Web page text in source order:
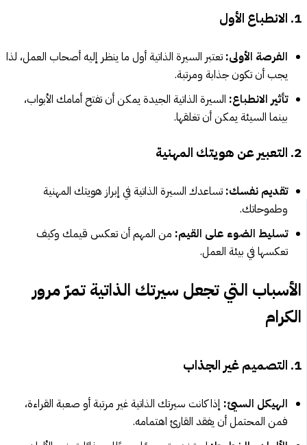
1. الانطباع الأول
الفرصة الأولى: تعتبر السيرة الذاتية أول ما ينظر إليه أصحاب العمل، لذا
يجب أن تكون جذابة ومرتبة.
تأثير الانطباع: السيرة الذاتية الجيدة يمكن أن تفتح أمامك الأبواب،
بينما السيئة يمكن أن تغلقها.
2. التعبير عن هويتك المهنية
تقديم نفسك: تساعدك السيرة الذاتية في إبراز هويتك المهنية
وطموحاتك.
تسليط الضوء على القيم: من المهم أن تعكس قيمك وكيف
تعكسها في بيئة العمل.
الأسباب التي تجعل سيرتك الذاتية تمرّ مرور
الكرام
1. التصميم غير الجذاب
الهيكل السيئ: إذا كانت سيرتك الذاتية غير مرتبة أو صعبة القراءة،
فمن المحتمل أن يفقد القارئ اهتمامه.